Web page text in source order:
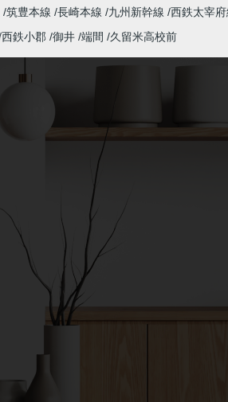
筑豊本線 長崎本線 九州新幹線 西鉄太宰府
西鉄小郡 御井 端間 久留米高校前